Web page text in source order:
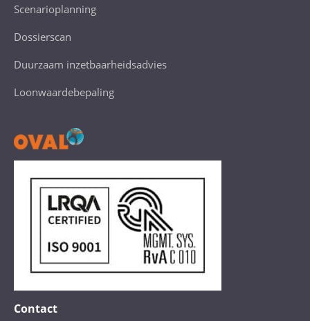
Scenarioplanning
Dossierscan
Duurzaam inzetbaarheidsadvies
Loonwaardebepaling
Contact